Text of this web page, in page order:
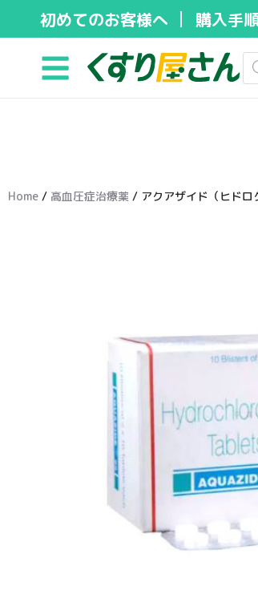
キ
初めてのお客様へ 購入手
Home / 高血圧症治療薬 / アクアザイド（ヒド